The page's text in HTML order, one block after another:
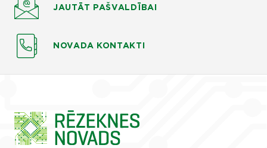
JAUTĀT PAŠVALDĪBAI
NOVADA KONTAKTI